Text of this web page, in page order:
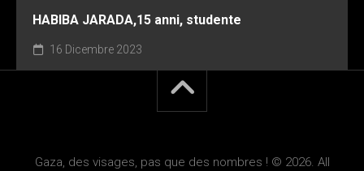
HABIBA JARADA,15 anni, studente
16 Dicembre 2023
Gaza, des visages, pas que des nombres ! © 2026. All